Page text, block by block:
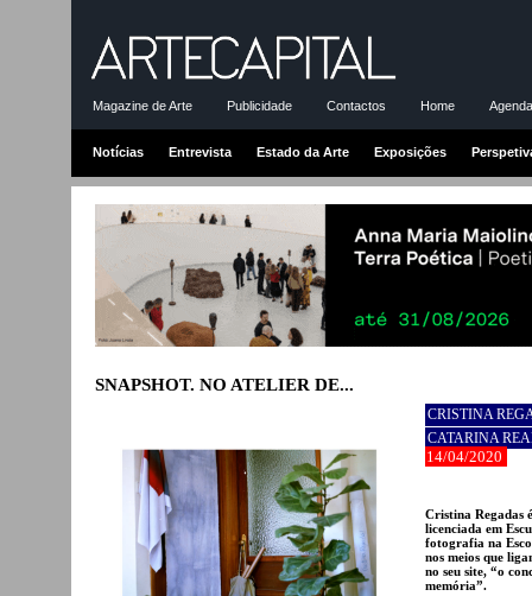
Magazine de Arte Publicidade Contactos Home
Notícias Entrevista Estado da Arte Exposições
SNAPSHOT. NO ATELIER DE...
CRISTINA
CATARINA
14/04/2020
Cristina Regadas
licenciada em
fotografia na
nos meios que
no seu site, “o
memória”.